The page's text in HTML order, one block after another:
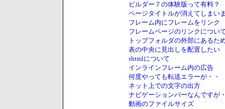
ビルダー７の体験版って有料？
ページタイトルが消えてしまい
フレーム内にフレームをリンク
フレームページのリンクについ
トップフォルダの外部にあるた
表の中央に見出しを配置したい
shtmlについて
インラインフレーム内の広告
何度やっても転送エラーが・・
ネット上での文字の出方
ナビゲーションバーなんですが
動画のファイルサイズ